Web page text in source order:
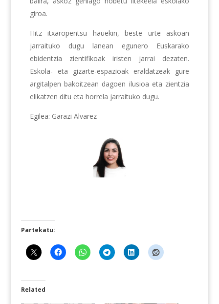
giroa.
Hitz itxaropentsu hauekin, beste urte askoan
jarraituko dugu lanean egunero Euskarako
ebidentzia zientifikoak iristen jarrai dezaten.
Eskola- eta gizarte-espazioak eraldatzeak gure
argitalpen bakoitzean dagoen ilusioa eta zientzia
elikatzen ditu eta horrela jarraituko dugu.
Egilea: Garazi Alvarez
Partekatu:
Related